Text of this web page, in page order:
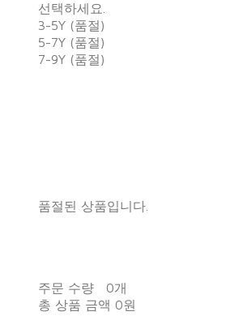
선택하세요.
3-5Y (품절)
5-7Y (품절)
7-9Y (품절)
품절된 상품입니다.
주문 수량
0개
총 상품 금액 0원